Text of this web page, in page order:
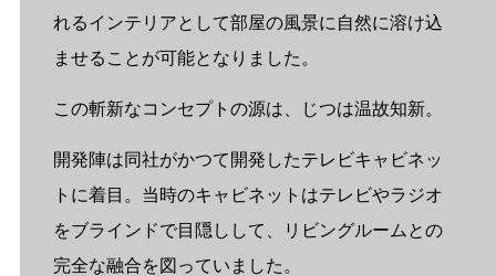
れるインテリアとして部屋の風景に自然に溶け込
ませることが可能となりました。
この斬新なコンセプトの源は、じつは温故知新。
開発陣は同社がかつて開発したテレビキャビネッ
トに着目。当時のキャビネットはテレビやラジオ
をブラインドで目隠しして、リビングルームとの
完全な融合を図っていました。